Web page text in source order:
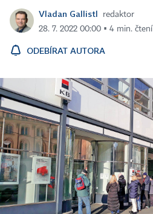
Vladan Gallistl
redaktor
28. 7. 2022 00:00 ▪ 4 min. čtení
ODEBÍRAT AUTORA